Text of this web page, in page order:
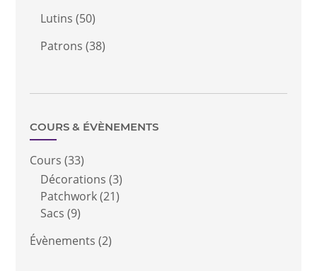
Lutins (50)
Patrons (38)
COURS & ÉVÈNEMENTS
Cours (33)
Décorations (3)
Patchwork(21)
Sacs (9)
Évènements (2)